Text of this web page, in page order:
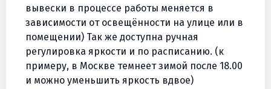
вывески в процессе работы меняется в
зависимости от освещённости на улице или в
помещении) Так же доступна ручная
регулировка яркости и по расписанию. (к
примеру, в Москве темнеет зимой после 18.00
и можно уменьшить яркость вдвое)